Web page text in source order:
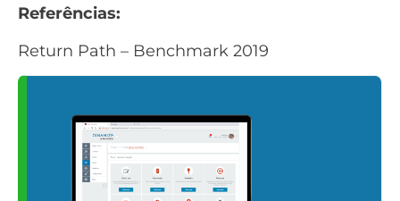
Referências:
Return Path – Benchmark 2019